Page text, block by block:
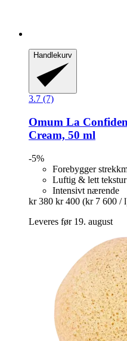
Handlekurv
3.7 (7)
Omum La
Cream, 50 ml
-5%
Forebygger
Luftig & lett tekstur
Intensivt nærende
kr 380 kr 400 (kr 7 600 /
Leveres før 19. august